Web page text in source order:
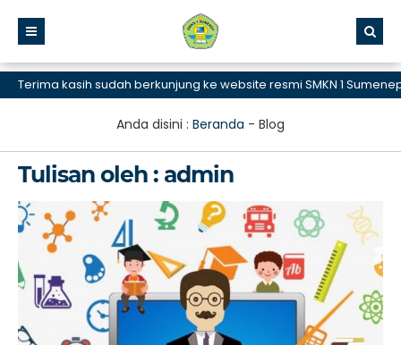
kasih sudah berkunjung ke website resmi SMKN 1 Sumenep,
Anda disini : Beranda - Blog
Tulisan oleh : admin